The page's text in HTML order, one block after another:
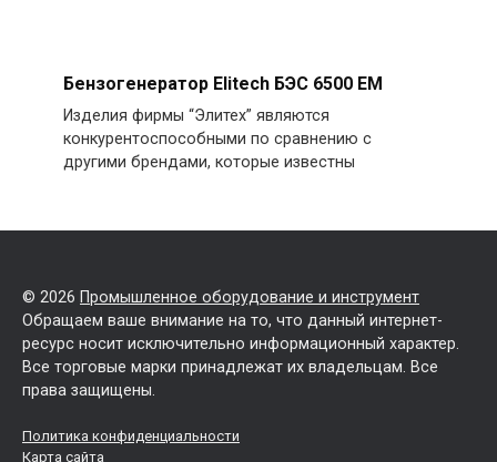
Бензогенератор Elitech БЭС 6500 EM
Изделия фирмы “Элитех” являются
конкурентоспособными по сравнению с
другими брендами, которые известны
© 2026 Промышленное оборудование и инструмент
Обращаем ваше внимание на то, что данный интернет-
ресурс носит исключительно информационный характер.
Все торговые марки принадлежат их владельцам. Все
права защищены.
Политика конфиденциальности
Карта сайта